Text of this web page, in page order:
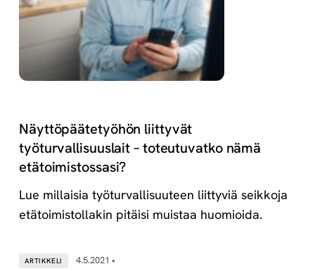
Näyttöpäätetyöhön liittyvät
työturvallisuuslait – toteutuvatko nämä
etätoimistossasi?
Lue millaisia työturvallisuuteen liittyviä seikkoja
etätoimistollakin pitäisi muistaa huomioida.
ARTIKKELI 4.5.2021 •